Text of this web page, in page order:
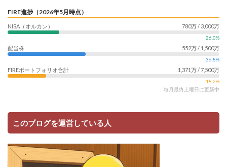
FIRE進捗（2026年5月時点）
NISA（オルカン） 780万 / 3,000万
26.0%
配当株 552万 / 1,500万
36.8%
FIREポートフォリオ合計 1,371万 / 7,500万
18.2%
毎月最終土曜日に更新中
このブログを運営している人